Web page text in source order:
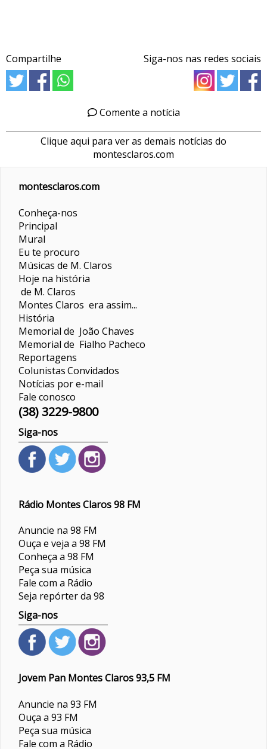
Compartilhe Siga-nos nas redes sociais
Comente a notícia
Clique aqui para ver as demais notícias do
montesclaros.com
montesclaros.com
Conheça-nos
Principal
Mural
Eu te procuro
Músicas de M. Claros
Hoje na história
de M. Claros
Montes Claros era assim...
História
Memorial de João Chaves
Memorial de Fialho Pacheco
Reportagens
ColunistasConvidados
Notícias por e-mail
Fale conosco
(38) 3229-9800
Siga-nos
Rádio Montes Claros 98 FM
Anuncie na 98 FM
Ouça e veja a 98 FM
Conheça a 98 FM
Peça sua música
Fale com a Rádio
Seja repórter da 98
Siga-nos
Jovem Pan Montes Claros 93,5 FM
Anuncie na 93 FM
Ouça a 93 FM
Peça sua música
Fale com a Rádio